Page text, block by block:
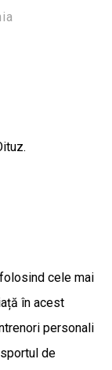
cele mai
în acest
personali
de